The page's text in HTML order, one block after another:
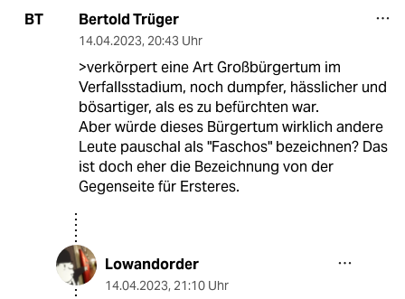
BT Bertold Trüger
14.04.2023, 20:43 Uhr
>verkörpert eine Art Großbürgertum im
Verfallsstadium, noch dumpfer, hässlicher und
bösartiger, als es zu befürchten war.
Aber würde dieses Bürgertum wirklich andere
Leute pauschal als "Faschos" bezeichnen? Das
ist doch eher die Bezeichnung von der
Gegenseite für Ersteres.
Lowandorder
14.04.2023, 21:10 Uhr